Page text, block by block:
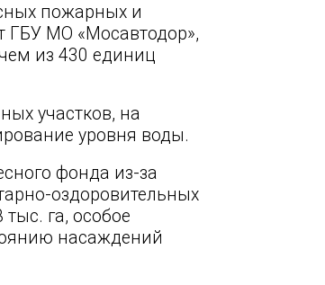
пожарных и
ГБУ МО «Мосавтодор»,
из 430 единиц
участков, на
уровня воды.
фонда из-за
оздоровительных
га, особое
насаждений